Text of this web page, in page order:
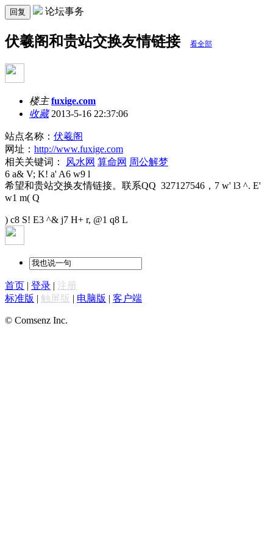
回复 论坛事务
伏羲阁和贵站交换友情链接 看全部
楼主 fuxige.com
收藏2013-5-16 22:37:06
站点名称： 伏羲阁
网址： http://www.fuxige.com
相关关键词：
风水网 算命网 周公解梦
6 a& V; K! a' A6 w9 l
希望和贵站交换友情链接。联系QQ 327127546， 7 w' l3 ^. E'
w1 m( Q
) c8 S! E3 ^& j7 H+ r, @1 q8 L
首页 | 登录 | 注册
标准版 | 触屏版 | 电脑版 | 客户端
© Comsenz Inc.